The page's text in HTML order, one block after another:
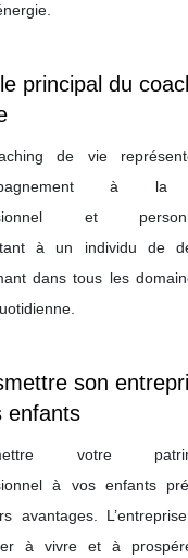
principal du
de vie
à la
et
à un individu de
dans tous les
son
enfants
votre
à vos enfants
avantages.
à vivre et à